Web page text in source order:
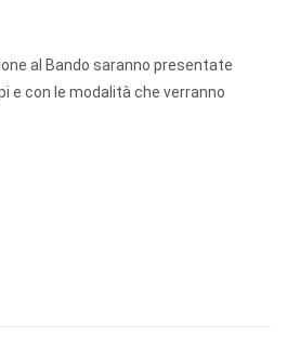
al Bando saranno presentate
e con le modalità che verranno